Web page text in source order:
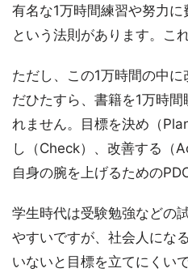
有名な1万時間練習や努力
という法則があります。こ
ただし、この1万時間の中
だひたすら、書籍を1万時
れません。目標を決め（
し（Check）、改善する（
自身の腕を上げるための
学生時代は受験勉強などの
やすいですが、社会人にな
いないと目標を立てにくい